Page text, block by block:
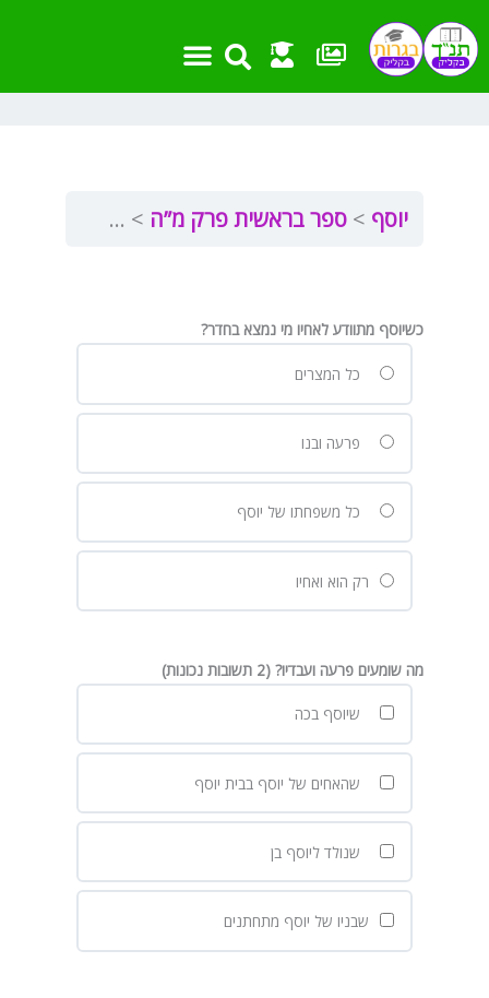
לתוכן
יוסף ספר בראשית פרק מ”ה ספר בראשית
כשיוסף מתוודע לאחיו מי נמצא בחדר?
כל המצרים
פרעה ובנו
כל משפחתו של יוסף
רק הוא ואחיו
מה שומעים פרעה ועבדיו? (2 תשובות נכונות)
שיוסף בכה
שהאחים של יוסף בבית יוסף
שנולד ליוסף בן
שבניו של יוסף מתחתנים